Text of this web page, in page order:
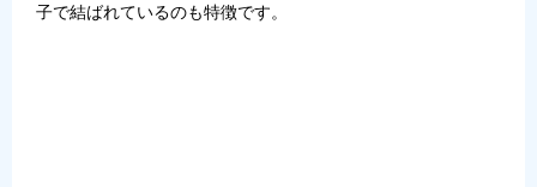
子で結ばれているのも特徴です。